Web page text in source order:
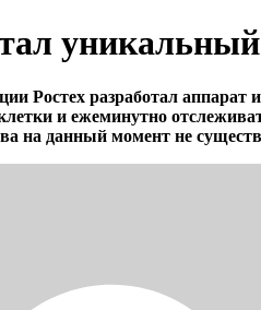
Ростех разработал
и ежеминутно
на данный момент не